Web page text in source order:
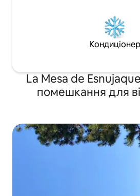
Кондиціонер
La Mesa de
помешкання для